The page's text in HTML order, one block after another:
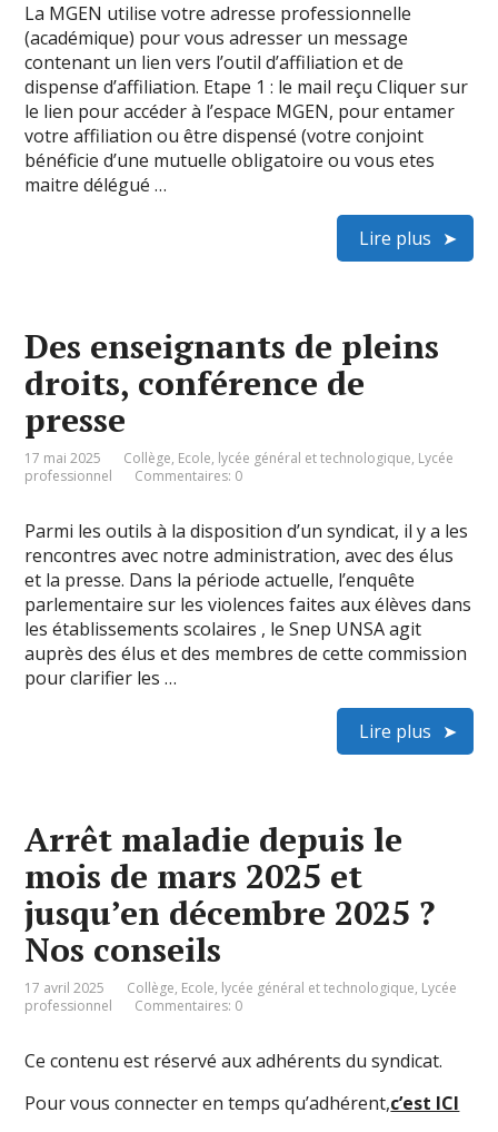
La MGEN utilise votre adresse professionnelle
(académique) pour vous adresser un message
contenant un lien vers l’outil d’affiliation et de
dispense d’affiliation. Etape 1 : le mail reçu Cliquer sur
le lien pour accéder à l’espace MGEN, pour entamer
votre affiliation ou être dispensé (votre conjoint
bénéficie d’une mutuelle obligatoire ou vous etes
maitre délégué …
Lire plus
Des enseignants de pleins
droits, conférence de
presse
17 mai 2025 Collège, Ecole, lycée général et technologique, Lycée
professionnel
Commentaires: 0
Parmi les outils à la disposition d’un syndicat, il y a les
rencontres avec notre administration, avec des élus
et la presse. Dans la période actuelle, l’enquête
parlementaire sur les violences faites aux élèves dans
les établissements scolaires , le Snep UNSA agit
auprès des élus et des membres de cette commission
pour clarifier les …
Lire plus
Arrêt maladie depuis le
mois de mars 2025 et
jusqu’en décembre 2025 ?
Nos conseils
17 avril 2025 Collège, Ecole, lycée général et technologique, Lycée
professionnel
Commentaires: 0
Ce contenu est réservé aux adhérents du syndicat.
Pour vous connecter en temps qu’adhérent,c’est ICI